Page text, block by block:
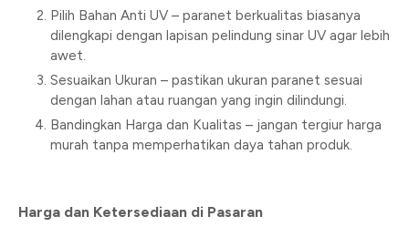
Pilih Bahan Anti UV – paranet berkualitas biasanya
dilengkapi dengan lapisan pelindung sinar UV agar lebih
awet.
Sesuaikan Ukuran – pastikan ukuran paranet sesuai
dengan lahan atau ruangan yang ingin dilindungi.
Bandingkan Harga dan Kualitas – jangan tergiur harga
murah tanpa memperhatikan daya tahan produk.
Harga dan Ketersediaan di Pasaran